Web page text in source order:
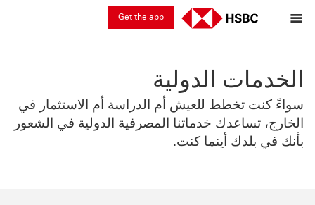
Get the app
الخدمات الدولية
سواءً كنت تخطط للعيش أم الدراسة أم الاستثمار في
الخارج، تساعدك خدماتنا المصرفية الدولية في الشعور
بأنك في بلدك أينما كنت.